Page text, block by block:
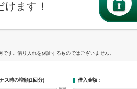
ます！
す。借り入れを保証するものではございません。
ス時の増額(1回分) 借入金額：